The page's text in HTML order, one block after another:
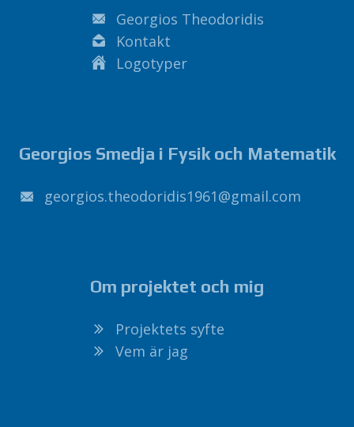
Georgios Theodoridis
Kontakt
Logotyper
Georgios Smedja i Fysik och Matematik
moc
.
liamg
@
1691sidirodoeht.soigroeg
Om projektet och mig
Projektets syfte
Vem är jag